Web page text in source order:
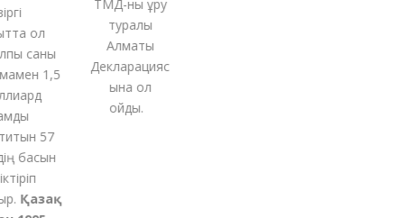
ол
саны
1,5
57
басын
Қазақ
ТМД-нықұру
туралы
Алматы
Декларацияс
ына қол
қойды.